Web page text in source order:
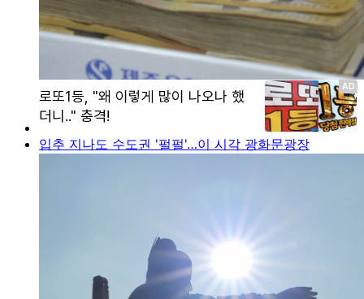
입추 지나도 수도권 '펄펄'…이 시각 광화문광장